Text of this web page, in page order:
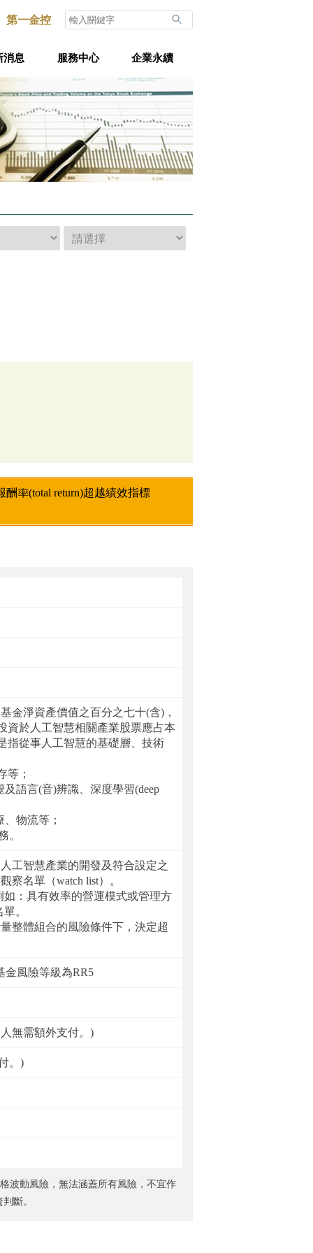
第一金控
消息 服務中心 企業永續
率(total return)超越績效指標
金淨資產價值之百分之七十(含)，
資於人工智慧相關產業股票應占本
指從事人工智慧的基礎層、技術
等；
語言(音)辨識、深度學習(deep
物流等；
。
工智慧產業的開發及符合設定之
名單（watch list）。
：具有效率的營運模式或管理方
。
整體組合的風險條件下，決定超
金風險等級為RR5
無需額外支付。)
。)
波動風險，無法涵蓋所有風險，不宜作
斷。